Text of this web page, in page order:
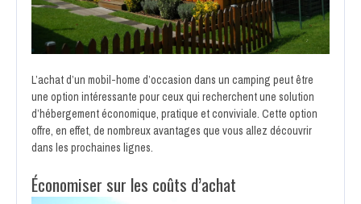
L’achat d’un mobil-home d’occasion dans un camping peut être
une option intéressante pour ceux qui recherchent une solution
d’hébergement économique, pratique et conviviale. Cette option
offre, en effet, de nombreux avantages que vous allez découvrir
dans les prochaines lignes.
Économiser sur les coûts d’achat